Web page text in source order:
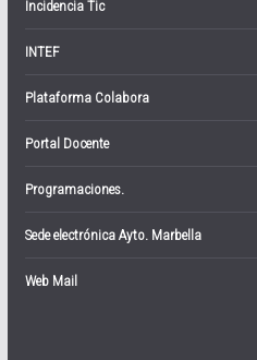
Incidencia Tic
INTEF
Plataforma Colabora
Portal Docente
Programaciones.
Sede electrónica Ayto. Marbella
Web Mail